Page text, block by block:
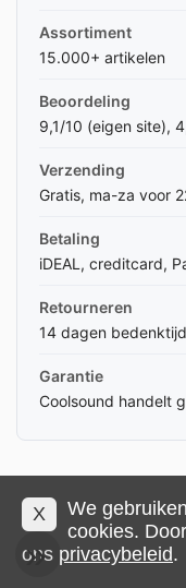
Assortiment
15.000+ artikelen
Beoordeling
9,1/10 (eigen site),
Verzending
Gratis, ma-za voor
Betaling
iDEAL, creditcard,
Retourneren
14 dagen
Garantie
Coolsound handelt
DRIE
BESPAREN
MISSEN
X
We
cookies.
ons privacybeleid.